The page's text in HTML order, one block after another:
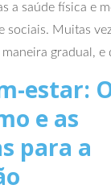
a saúde física e
sociais. Muitas
gradual, e
estar:
e as
para a